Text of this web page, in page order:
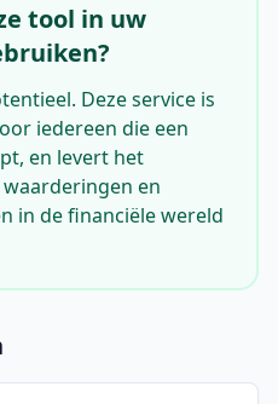
tool in uw
Deze service is
iedereen die een
en levert het
en
in de financiële wereld